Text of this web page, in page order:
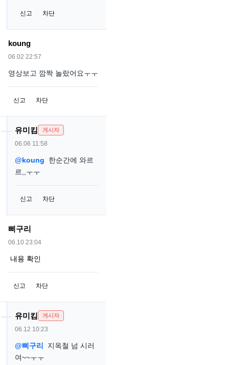
신고 차단
koung
06.02 22:57
영상보고 깜짝 놀랐어요ㅜㅜ
신고 차단
유미킴 게시자
06.06 11:58
@koung 한순간에 와르
르,,ㅜㅜ
신고 차단
삐구리
06.10 23:04
내용 확인
신고 차단
유미킴 게시자
06.12 10:23
@삐구리
지옥철 넘 시러
여~~ㅜㅜ